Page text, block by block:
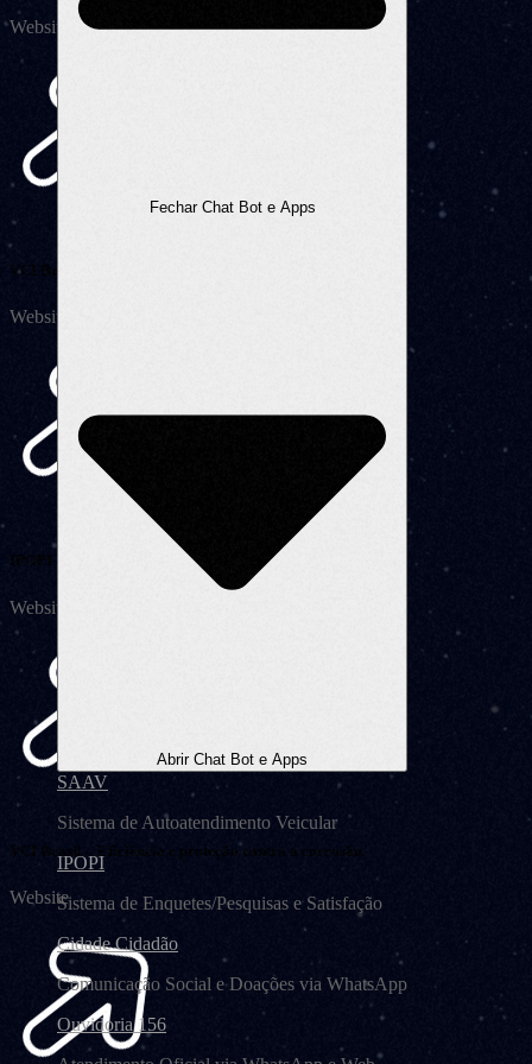
Fechar Chat Bot e Apps
Abrir Chat Bot e Apps
SAAV
Sistema de Autoatendimento Veicular
IPOPI
Sistema de Enquetes/Pesquisas e Satisfação
Cidade Cidadão
Comunicação Social e Doações via WhatsApp
Ouvidoria 156
Website
VCI Brasil – Eficiência e proteção contra a corrosão.
Website
IPOPI
Website
VCI Brasil – Eficiência e proteção contra a corrosão.
Website